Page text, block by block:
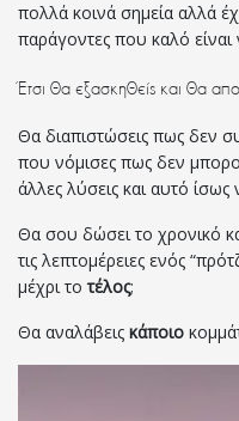
πολλά κοινά σημεία αλλά
παράγοντες που καλό
Έτσι θα εξασκηθείς και θα
Θα διαπιστώσεις πως δεν
που νόμισες πως δεν
άλλες λύσεις και αυτό ίσως
Θα σου δώσει το χρονικό
τις λεπτομέρειες ενός
μέχρι τοτέλος;
Θα αναλάβεις κάποιο